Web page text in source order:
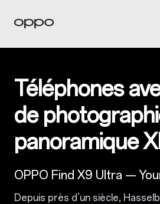
Téléphones
de
panoramique
OPPO Find X9 Ultra —
Depuis près d’un siècle,